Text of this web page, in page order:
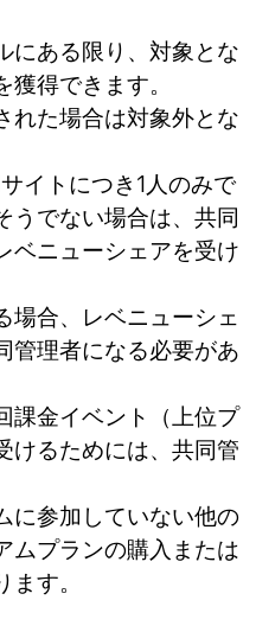
にある限り、対象とな
得できます。
れた場合は対象外とな
イトにつき1人のみで
うでない場合は、共同
ベニューシェアを受け
場合、レベニューシェ
管理者になる必要があ
課金イベント（上位プ
けるためには、共同管
に参加していない他の
ムプランの購入または
す。